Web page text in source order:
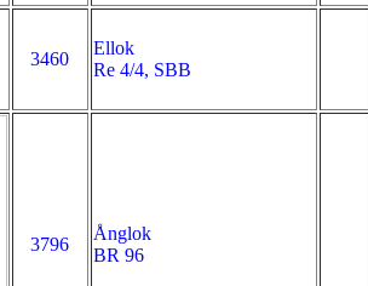
3460
Ellok
Re 4/4, SBB
3796
Ånglok
BR 96